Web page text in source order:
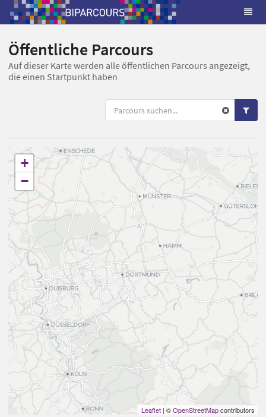
Öffentliche Parcours
Auf dieser Karte werden alle öffentlichen Parcours angezeigt,
die einen Startpunkt haben
+
−
Leaflet | ©OpenStreetMapcontributors